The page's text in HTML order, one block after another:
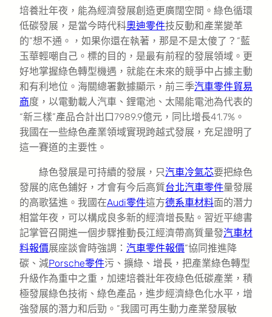
培養壯年夜，能為經濟發展創造更廣闊空間。綠色循環
低碳發展，是當今時代科奧迪零件技反動和產業變革
的”想不通。，如果你還在執著，那是不是太傻了？”藍
玉華輕嘲自己。標的目的，是最有前程的發展領域。更
好地掌握綠色轉型機遇，就能在未來的競爭中占據主動
和有利地位。海關總署數據顯示，前三季汽車零件貿易
商度，以電動載人汽車、鋰電池、太陽能電池為代表的
“新三樣”產品合計出口7989.9億元，同比增長41.7%。
我國在一些綠色產業領域實現跨越式發展，充足證明了
這一賽道的主要性。
綠色發展是可持續的發展，只汽車冷氣芯要把綠色
發展的底色鋪好，才會有今后高質台北汽車零件量發展
的高歌猛進。我國在Audi零件這方德系車材料面的潛力
相當年夜，可以構成良多新的經濟增長點。習近平總書
記掌管召開進一個步驟推動長江經濟帶高質量發汽車材
料報價展座談會時強調： 汽車零件報價“協同推進降
碳、減Porsche零件污、擴綠、增長，把產業綠色轉型
升級作為重中之重，加速培養壯年夜綠色低碳產業，積
極發展綠色技術、綠色產品，進步經濟綠色化水平，增
強發展的潛力和后勁。”我國可再生動力產業發展敏